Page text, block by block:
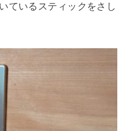
ているスティックをさし